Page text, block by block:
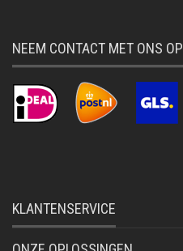
NEEM CONTACT MET ONS OP
KLANTENSERVICE